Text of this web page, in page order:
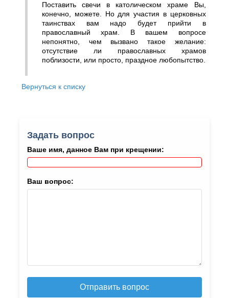
Поставить свечи в католическом храме Вы,
конечно, можете. Но для участия в церковных
таинствах вам надо будет прийти в
православный храм. В вашем вопросе
непонятно, чем вызвано такое желание:
отсутствие ли православных храмов
поблизости, или просто, праздное любопытство.
Вернуться к списку
Задать вопрос
Ваше имя, данное Вам при крещении:
Ваш вопрос:
Отправить вопрос